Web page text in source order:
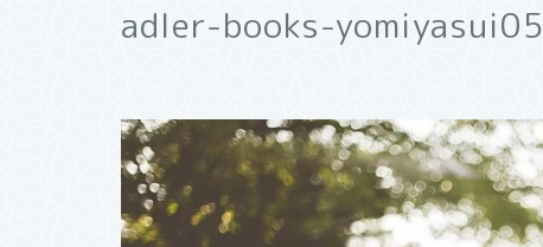
adler-books-yomiyasui05